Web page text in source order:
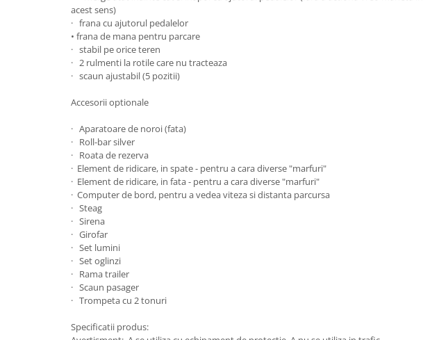
Lenjerie patuturi tineret
Baldachin patut
Perne copii si mamici
Protectii saltea
Tarcuri si patuturi pliabile
Tarc de joaca copii
Comode copii
Bariere si protectie laterala pat
Bariere de protectie pat
Porti de siguranta
Carusele patut
Costum carnaval copii
Covoare copii
Dulap si cutii depozitare jucarii
acest sens)
· frana cu ajutorul pedalelor
• frana de mana pentru parcare
· stabil pe orice teren
· 2 rulmenti la rotile care nu tracteaza
· scaun ajustabil (5 pozitii)
Accesorii optionale
· Aparatoare de noroi (fata)
· Roll-bar silver
· Roata de rezerva
· Element de ridicare, in spate - pentru a cara diverse "marfuri"
· Element de ridicare, in fata - pentru a cara diverse "marfuri"
· Computer de bord, pentru a vedea viteza si distanta parcursa
· Steag
· Sirena
· Girofar
· Set lumini
· Set oglinzi
· Rama trailer
· Scaun pasager
· Trompeta cu 2 tonuri
Specificatii produs: